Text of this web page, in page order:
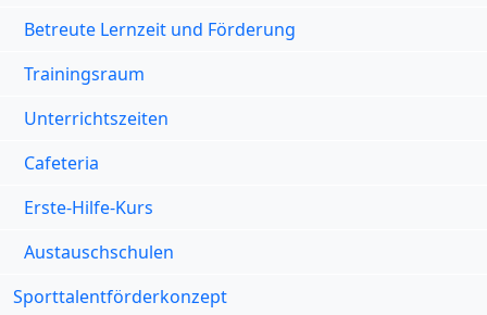
Betreute Lernzeit und Förderung
Trainingsraum
Unterrichtszeiten
Cafeteria
Erste-Hilfe-Kurs
Austauschschulen
Sporttalentförderkonzept